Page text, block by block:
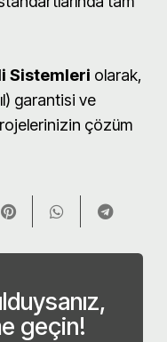
Sistemleri olarak,
garantisi ve
çözüm
geçin!